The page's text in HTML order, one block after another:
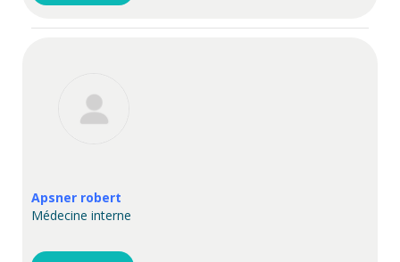
Apsner robert
Médecine interne